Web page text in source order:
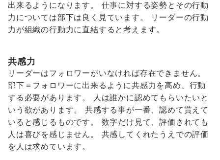
出来るようになります。 仕事に対する姿勢とその行動
力については部下は良く見ています。 リーダーの行動
力が組織の行動力に直結すると考えます。
共感力
リーダーはフォロワーがいなければ存在できません。
部下＝フォロワーに出来るように共感力を高め、行動
する必要があります。 人は誰かに認めてもらいたいと
いう欲があります。 共感する事が一番、認めて貰えて
いると感じるものです。 数字だけ見て、評価されても
人は喜びを感じません。 共感してくれたうえでの評価
を人は求めています。